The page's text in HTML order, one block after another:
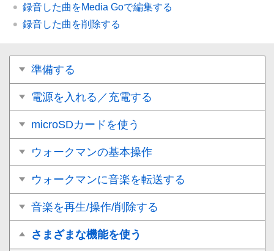
録音した曲をMedia Goで編集する
録音した曲を削除する
準備する
電源を入れる／充電する
microSDカードを使う
ウォークマンの基本操作
ウォークマンに音楽を転送する
音楽を再生/操作/削除する
さまざまな機能を使う